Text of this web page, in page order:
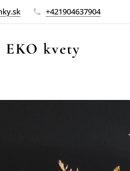
+421904637904
EKO kvety